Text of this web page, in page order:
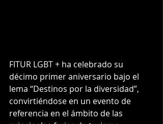
FITUR LGBT + ha celebrado su
décimo primer aniversario bajo el
lema “Destinos por la diversidad”,
convirtiéndose en un evento de
referencia en el ámbito de las